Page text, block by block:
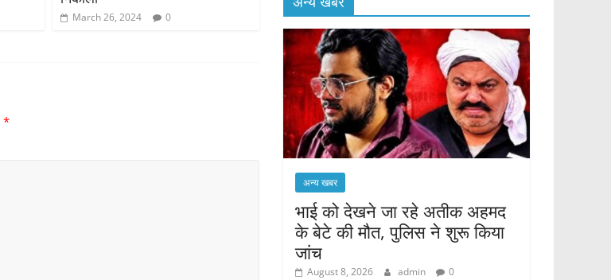
March 26, 2024 0
*
अन्य खबर
भाई को देखने जा रहे अतीक अहमद
के बेटे की मौत, पुलिस ने शुरू किया
जांच
August 8, 2026 admin 0